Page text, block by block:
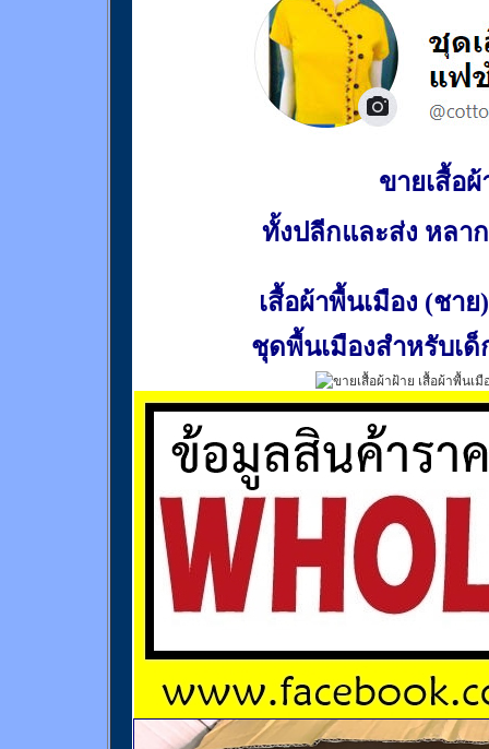
ขายเสื้อผ้
ทั้งปลีกและส่ง หลา
เสื้อผ้าพื้นเมือง (ชาย)
ชุดพื้นเมืองสำหรับเด็